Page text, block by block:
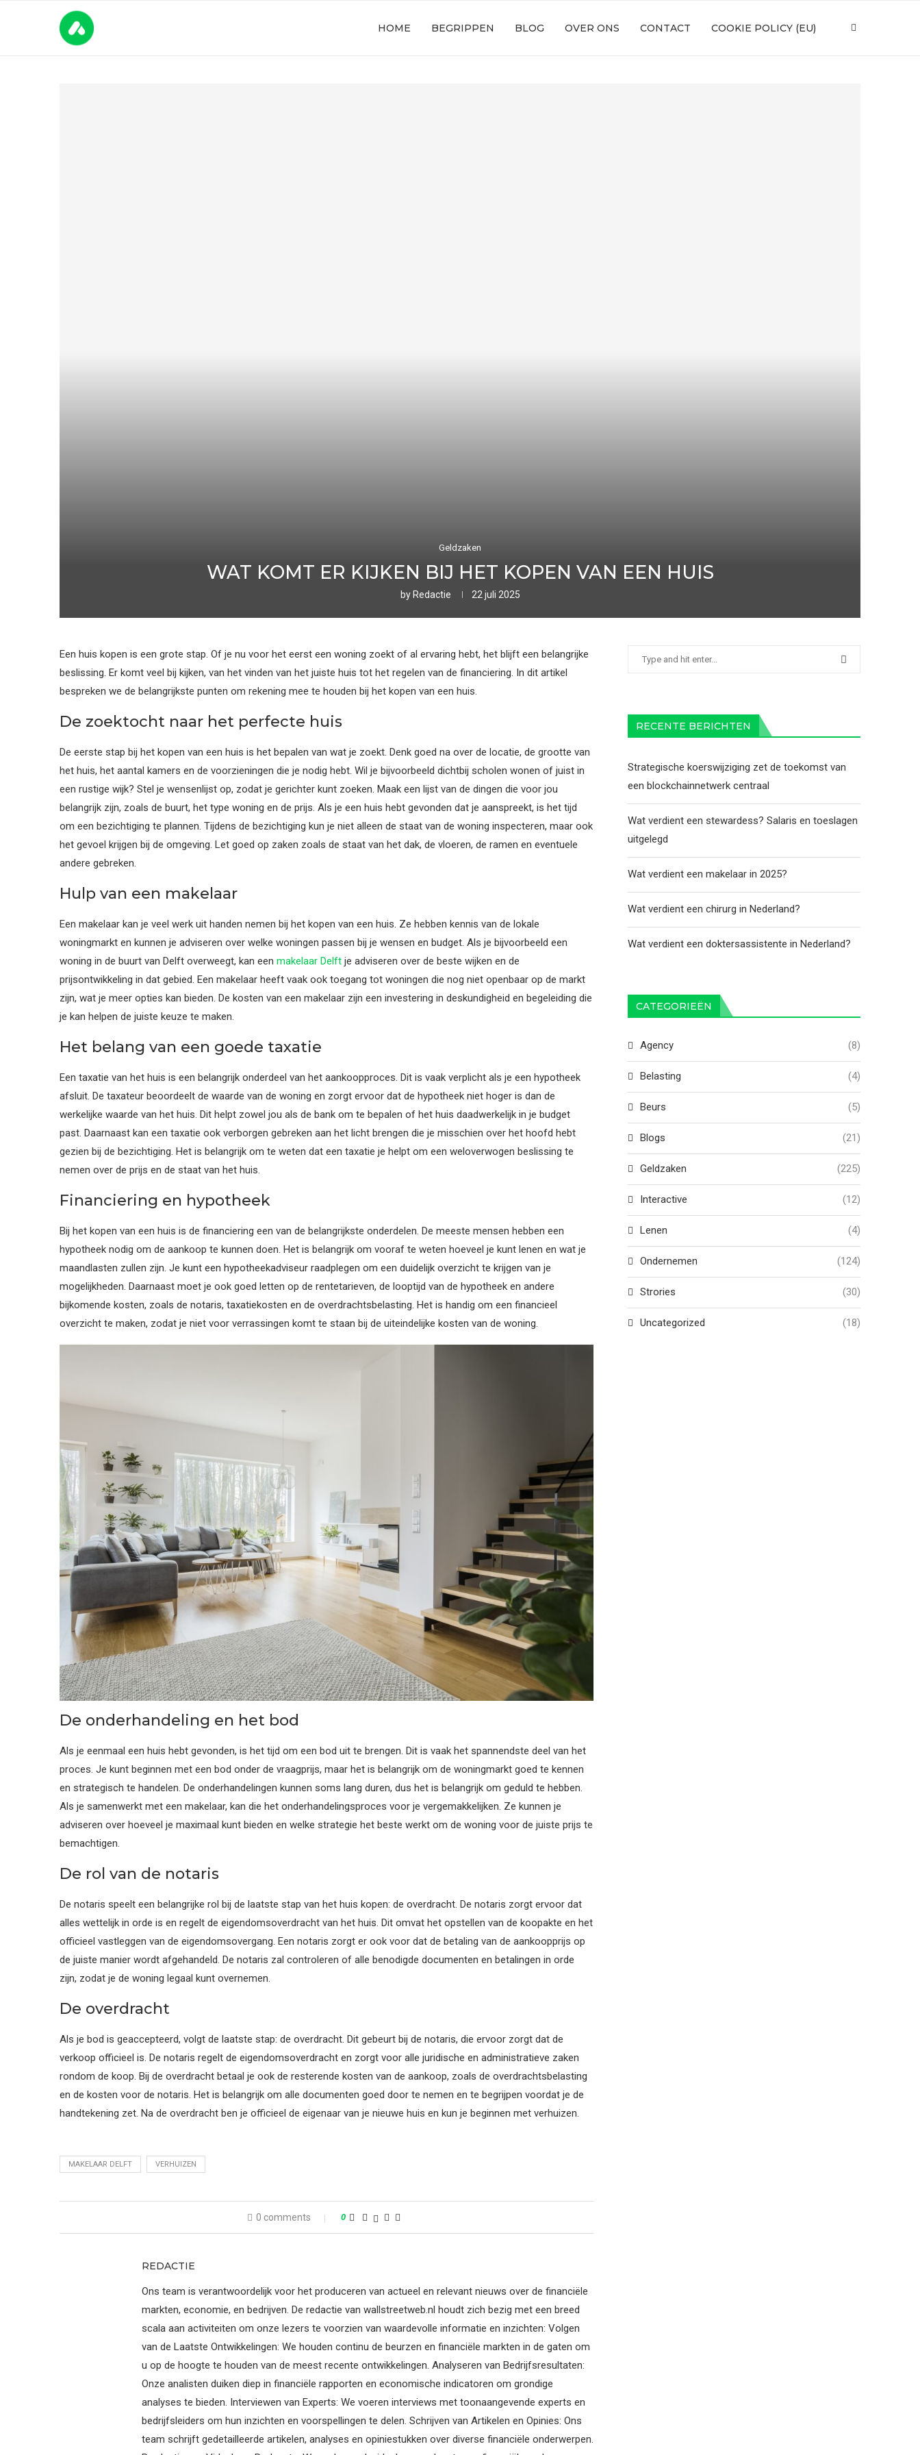
HOME BEGRIPPEN BLOG OVER ONS CONTACT COOKIE POLICY (EU)
Geldzaken
WAT KOMT ER KIJKEN BIJ HET KOPEN VAN EEN HUIS
by Redactie 22 juli 2025
Een huis kopen is een grote stap. Of je nu voor het eerst een woning zoekt of al ervaring hebt, het blijft een belangrijke
beslissing. Er komt veel bij kijken, van het vinden van het juiste huis tot het regelen van de financiering. In dit artikel
bespreken we de belangrijkste punten om rekening mee te houden bij het kopen van een huis.
De zoektocht naar het perfecte huis
De eerste stap bij het kopen van een huis is het bepalen van wat je zoekt. Denk goed na over de locatie, de grootte van
het huis, het aantal kamers en de voorzieningen die je nodig hebt. Wil je bijvoorbeeld dichtbij scholen wonen of juist in
een rustige wijk? Stel je wensenlijst op, zodat je gerichter kunt zoeken. Maak een lijst van de dingen die voor jou
belangrijk zijn, zoals de buurt, het type woning en de prijs. Als je een huis hebt gevonden dat je aanspreekt, is het tijd
om een bezichtiging te plannen. Tijdens de bezichtiging kun je niet alleen de staat van de woning inspecteren, maar ook
het gevoel krijgen bij de omgeving. Let goed op zaken zoals de staat van het dak, de vloeren, de ramen en eventuele
andere gebreken.
Hulp van een makelaar
Een makelaar kan je veel werk uit handen nemen bij het kopen van een huis. Ze hebben kennis van de lokale
woningmarkt en kunnen je adviseren over welke woningen passen bij je wensen en budget. Als je bijvoorbeeld een
woning in de buurt van Delft overweegt, kan een makelaar Delft je adviseren over de beste wijken en de
prijsontwikkeling in dat gebied. Een makelaar heeft vaak ook toegang tot woningen die nog niet openbaar op de markt
zijn, wat je meer opties kan bieden. De kosten van een makelaar zijn een investering in deskundigheid en begeleiding die
je kan helpen de juiste keuze te maken.
Het belang van een goede taxatie
Een taxatie van het huis is een belangrijk onderdeel van het aankoopproces. Dit is vaak verplicht als je een hypotheek
afsluit. De taxateur beoordeelt de waarde van de woning en zorgt ervoor dat de hypotheek niet hoger is dan de
werkelijke waarde van het huis. Dit helpt zowel jou als de bank om te bepalen of het huis daadwerkelijk in je budget
past. Daarnaast kan een taxatie ook verborgen gebreken aan het licht brengen die je misschien over het hoofd hebt
gezien bij de bezichtiging. Het is belangrijk om te weten dat een taxatie je helpt om een weloverwogen beslissing te
nemen over de prijs en de staat van het huis.
Financiering en hypotheek
Bij het kopen van een huis is de financiering een van de belangrijkste onderdelen. De meeste mensen hebben een
hypotheek nodig om de aankoop te kunnen doen. Het is belangrijk om vooraf te weten hoeveel je kunt lenen en wat je
maandlasten zullen zijn. Je kunt een hypotheekadviseur raadplegen om een duidelijk overzicht te krijgen van je
mogelijkheden. Daarnaast moet je ook goed letten op de rentetarieven, de looptijd van de hypotheek en andere
bijkomende kosten, zoals de notaris, taxatiekosten en de overdrachtsbelasting. Het is handig om een financieel
overzicht te maken, zodat je niet voor verrassingen komt te staan bij de uiteindelijke kosten van de woning.
De onderhandeling en het bod
Als je eenmaal een huis hebt gevonden, is het tijd om een bod uit te brengen. Dit is vaak het spannendste deel van het
proces. Je kunt beginnen met een bod onder de vraagprijs, maar het is belangrijk om de woningmarkt goed te kennen
en strategisch te handelen. De onderhandelingen kunnen soms lang duren, dus het is belangrijk om geduld te hebben.
Als je samenwerkt met een makelaar, kan die het onderhandelingsproces voor je vergemakkelijken. Ze kunnen je
adviseren over hoeveel je maximaal kunt bieden en welke strategie het beste werkt om de woning voor de juiste prijs te
bemachtigen.
De rol van de notaris
De notaris speelt een belangrijke rol bij de laatste stap van het huis kopen: de overdracht. De notaris zorgt ervoor dat
alles wettelijk in orde is en regelt de eigendomsoverdracht van het huis. Dit omvat het opstellen van de koopakte en het
officieel vastleggen van de eigendomsovergang. Een notaris zorgt er ook voor dat de betaling van de aankoopprijs op
de juiste manier wordt afgehandeld. De notaris zal controleren of alle benodigde documenten en betalingen in orde
zijn, zodat je de woning legaal kunt overnemen.
De overdracht
Als je bod is geaccepteerd, volgt de laatste stap: de overdracht. Dit gebeurt bij de notaris, die ervoor zorgt dat de
verkoop officieel is. De notaris regelt de eigendomsoverdracht en zorgt voor alle juridische en administratieve zaken
rondom de koop. Bij de overdracht betaal je ook de resterende kosten van de aankoop, zoals de overdrachtsbelasting
en de kosten voor de notaris. Het is belangrijk om alle documenten goed door te nemen en te begrijpen voordat je de
handtekening zet. Na de overdracht ben je officieel de eigenaar van je nieuwe huis en kun je beginnen met verhuizen.
MAKELAAR DELFT VERHUIZEN
0 comments 0
REDACTIE
Ons team is verantwoordelijk voor het produceren van actueel en relevant nieuws over de financiële
markten, economie, en bedrijven. De redactie van wallstreetweb.nl houdt zich bezig met een breed
scala aan activiteiten om onze lezers te voorzien van waardevolle informatie en inzichten: Volgen
van de Laatste Ontwikkelingen: We houden continu de beurzen en financiële markten in de gaten om
u op de hoogte te houden van de meest recente ontwikkelingen. Analyseren van Bedrijfsresultaten:
Onze analisten duiken diep in financiële rapporten en economische indicatoren om grondige
analyses te bieden. Interviewen van Experts: We voeren interviews met toonaangevende experts en
bedrijfsleiders om hun inzichten en voorspellingen te delen. Schrijven van Artikelen en Opinies: Ons
team schrijft gedetailleerde artikelen, analyses en opiniestukken over diverse financiële onderwerpen.
RECENTE BERICHTEN
Strategische koerswijziging zet de toekomst van
een blockchainnetwerk centraal
Wat verdient een stewardess? Salaris en toeslagen
uitgelegd
Wat verdient een makelaar in 2025?
Wat verdient een chirurg in Nederland?
Wat verdient een doktersassistente in Nederland?
CATEGORIEËN
Agency (8)
Belasting (4)
Beurs (5)
Blogs (21)
Geldzaken (225)
Interactive (12)
Lenen (4)
Ondernemen (124)
Strories (30)
Uncategorized (18)